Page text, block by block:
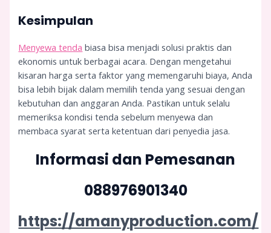
Kesimpulan
Menyewa tenda biasa bisa menjadi solusi praktis dan
ekonomis untuk berbagai acara. Dengan mengetahui
kisaran harga serta faktor yang memengaruhi biaya, Anda
bisa lebih bijak dalam memilih tenda yang sesuai dengan
kebutuhan dan anggaran Anda. Pastikan untuk selalu
memeriksa kondisi tenda sebelum menyewa dan
membaca syarat serta ketentuan dari penyedia jasa.
Informasi dan Pemesanan
088976901340
https://amanyproduction.com/